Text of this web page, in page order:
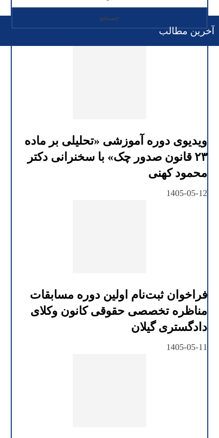
آخرین مطالب
ویدیوی دوره آموزشی «تحلیلی بر ماده
۲۳ قانون صدور چک» با سخنرانی دکتر
محمود کهنی
1405-05-12
فراخوان ثبت‌نام اولین دوره مسابقات
مناظره تخصصی حقوقی کانون وکلای
دادگستری گیلان
1405-05-11